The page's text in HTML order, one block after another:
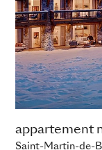
appartement
Saint-Martin-de-